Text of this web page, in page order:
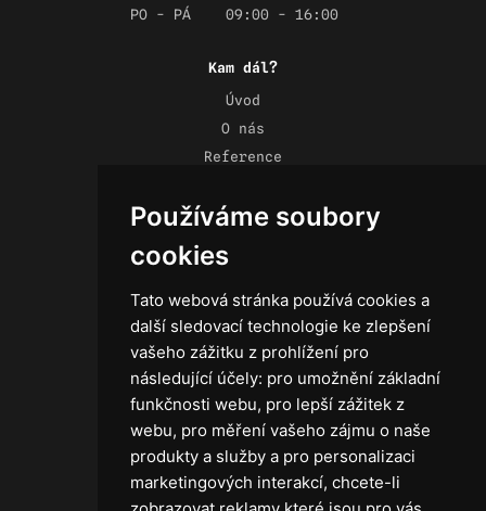
Používáme soubory
cookies
Tato webová stránka používá cookies a
další sledovací technologie ke zlepšení
vašeho zážitku z prohlížení pro
následující účely: pro umožnění základní
funkčnosti webu, pro lepší zážitek z
webu, pro měření vašeho zájmu o naše
produkty a služby a pro personalizaci
marketingových interakcí, chcete-li
PO - PÁ 09:00 - 16:00
Kam dál?
Úvod
O nás
Reference
Kontakt
Obchodní podmínky
Zásady ochrany osobních údajů
Technika
Světla
Příslušenství ke světlům
Osvětlovací technika GRIP
Baterie